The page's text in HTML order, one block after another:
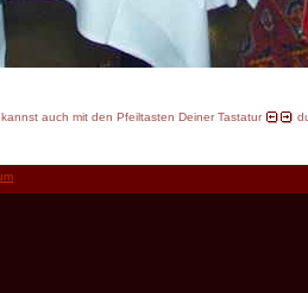
auch mit den Pfeiltasten Deiner Tastatur